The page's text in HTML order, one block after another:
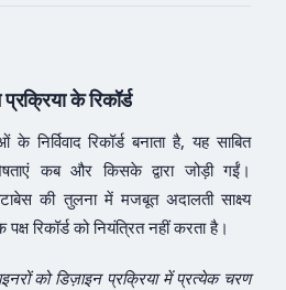
के रिकॉर्ड
निर्विवाद रिकॉर्ड बनाता है, यह साबित
कब और किसके द्वारा जोड़ी गईं।
की तुलना में मजबूत अदालती साक्ष्य
रिकॉर्ड को नियंत्रित नहीं करता है।
को डिज़ाइन प्रक्रिया में प्रत्येक चरण